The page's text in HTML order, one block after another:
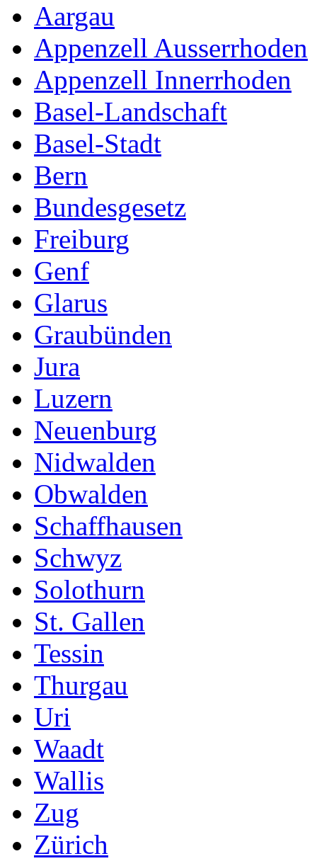
Aargau
Appenzell Ausserrhoden
Appenzell Innerrhoden
Basel-Landschaft
Basel-Stadt
Bern
Bundesgesetz
Freiburg
Genf
Glarus
Graubünden
Jura
Luzern
Neuenburg
Nidwalden
Obwalden
Schaffhausen
Schwyz
Solothurn
St. Gallen
Tessin
Thurgau
Uri
Waadt
Wallis
Zug
Zürich